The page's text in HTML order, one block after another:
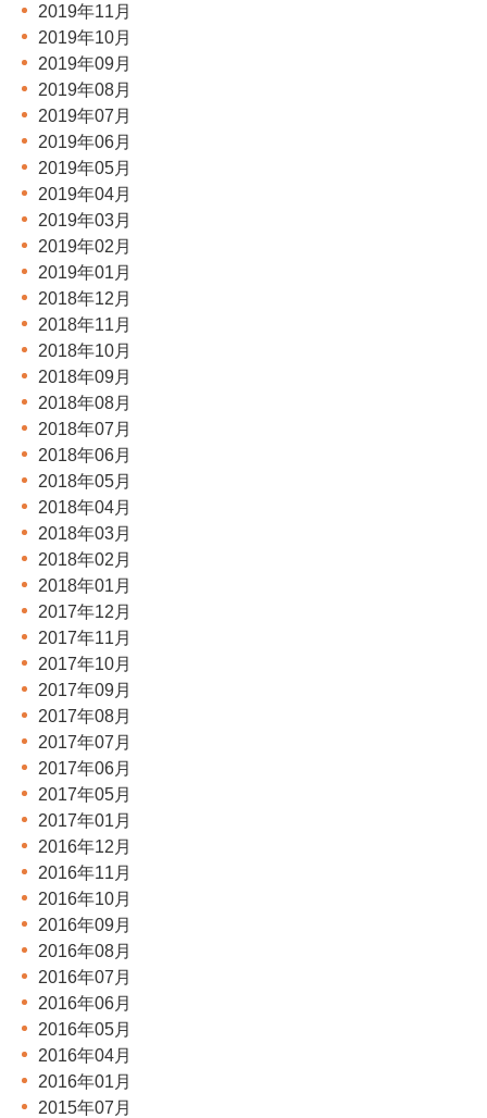
2019年11月
2019年10月
2019年09月
2019年08月
2019年07月
2019年06月
2019年05月
2019年04月
2019年03月
2019年02月
2019年01月
2018年12月
2018年11月
2018年10月
2018年09月
2018年08月
2018年07月
2018年06月
2018年05月
2018年04月
2018年03月
2018年02月
2018年01月
2017年12月
2017年11月
2017年10月
2017年09月
2017年08月
2017年07月
2017年06月
2017年05月
2017年01月
2016年12月
2016年11月
2016年10月
2016年09月
2016年08月
2016年07月
2016年06月
2016年05月
2016年04月
2016年01月
2015年07月